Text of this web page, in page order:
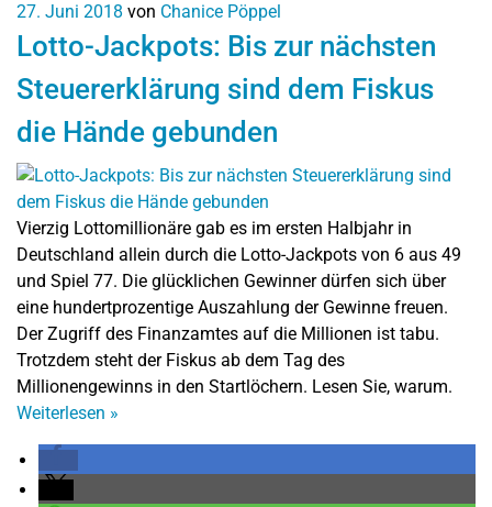
27. Juni 2018 von Chanice Pöppel
Lotto-Jackpots: Bis zur nächsten
Steuererklärung sind dem Fiskus
die Hände gebunden
Vierzig Lottomillionäre gab es im ersten Halbjahr in
Deutschland allein durch die Lotto-Jackpots von 6 aus 49
und Spiel 77. Die glücklichen Gewinner dürfen sich über
eine hundertprozentige Auszahlung der Gewinne freuen.
Der Zugriff des Finanzamtes auf die Millionen ist tabu.
Trotzdem steht der Fiskus ab dem Tag des
Millionengewinns in den Startlöchern. Lesen Sie, warum.
Weiterlesen »